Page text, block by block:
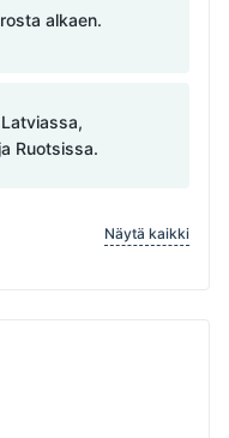
alkaen.
Ruotsissa.
Näytä kaikki